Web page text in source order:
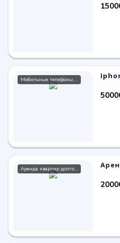
Мобильные телефоны / смартфоны
Аренда квартир долгосрочно